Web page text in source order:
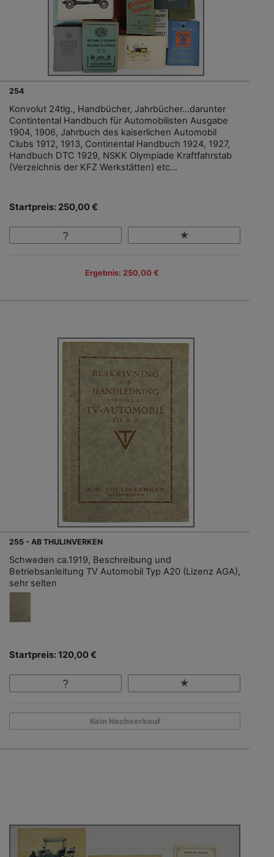
254
Konvolut 24tlg., Handbücher, Jahrbücher…darunter
Contintental Handbuch für Automobilisten Ausgabe
1904, 1906, Jahrbuch des kaiserlichen Automobil
Clubs 1912, 1913, Continental Handbuch 1924, 1927,
Handbuch DTC 1929, NSKK Olympiade Kraftfahrstab
(Verzeichnis der KFZ Werkstätten) etc…
Startpreis: 250,00 €
Ergebnis: 250,00 €
255 - AB THULINVERKEN
Schweden ca.1919, Beschreibung und
Betriebsanleitung TV Automobil Typ A20 (Lizenz AGA),
sehr selten
Startpreis: 120,00 €
Kein Nachverkauf